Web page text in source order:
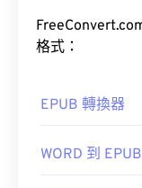
FreeConvert.com
格式：
EPUB 轉換器
WORD 到 EPUB